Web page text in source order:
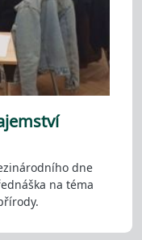
dne
na téma